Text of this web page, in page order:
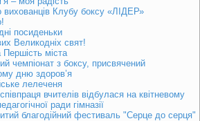
вихованців Клубу боксу «ЛІДЕР»
посиденьки
Великодніх свят!
міста
чемпіонат з боксу, присвячений
дню здоров’я
лелеченя
вчителів відбулася на квітневому
ради гімназії
благодійний фестиваль "Серце до серця"